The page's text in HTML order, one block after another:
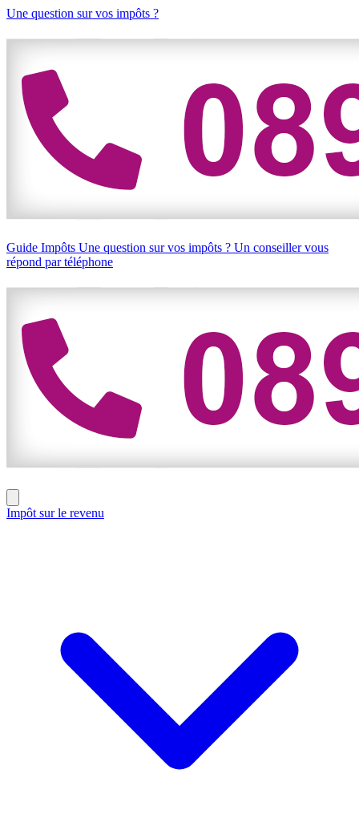
Une question sur vos impôts ?
Guide Impôts Une question sur vos impôts ? Un conseiller vous
répond par téléphone
Impôt sur le revenu